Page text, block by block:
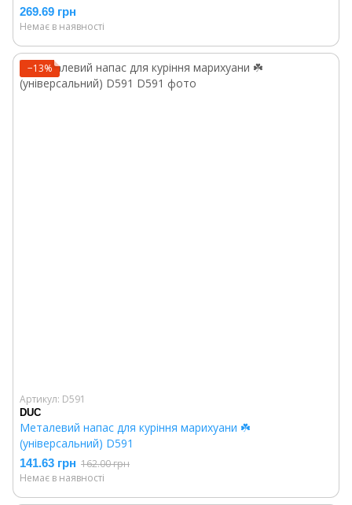
269.69 грн
Немає в наявності
−13%
Артикул: D591
DUC
Металевий напас для куріння марихуани ☘️
(універсальний) D591
141.63 грн 162.00 грн
Немає в наявності